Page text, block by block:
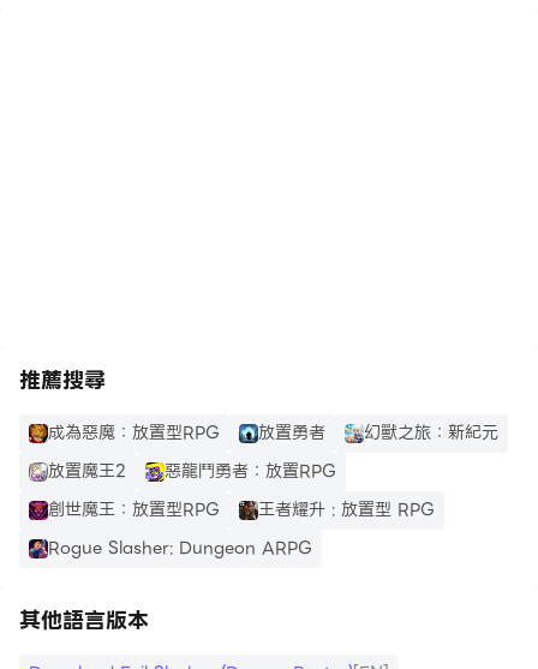
推薦搜尋
成為惡魔：放置型RPG 放置勇者
幻獸之旅：新紀元
放置魔王2
惡龍鬥勇者：放置RPG
創世魔王：放置型RPG
王者耀升 : 放置型 RPG
Rogue Slasher: Dungeon ARPG
其他語言版本